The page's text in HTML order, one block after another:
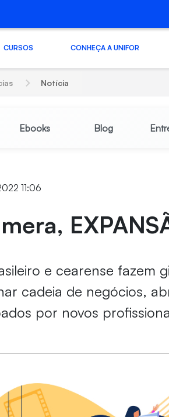
CURSOS CONHEÇA A UNIFOR
Notícia
Ebooks Blog
11:06
e cearense fazem
cadeia de negócios,
por novos